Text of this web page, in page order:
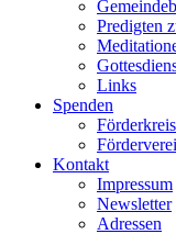
Predigten
Links
Spenden
Kontakt
Impressum
Newsletter
Adressen